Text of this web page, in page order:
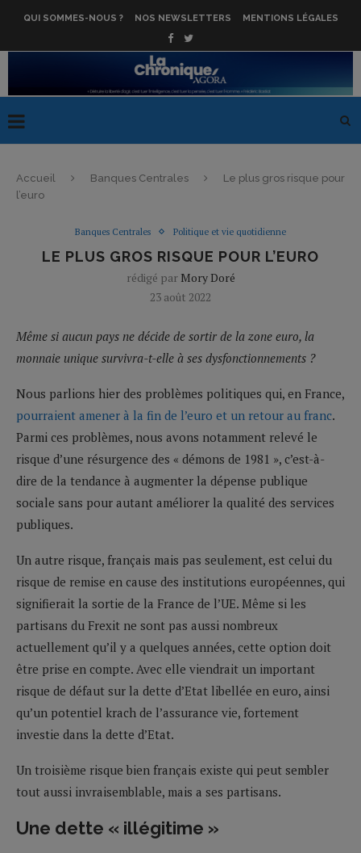
QUI SOMMES-NOUS ? NOS NEWSLETTERS MENTIONS LÉGALES
Accueil Banques Centrales
Le plus gros risque pour
l’euro
Banques Centrales Politique et vie quotidienne
LE PLUS GROS RISQUE POUR L’EURO
rédigé par Mory Doré
23 août 2022
Même si aucun pays ne décide de sortir de la zone euro, la
monnaie unique survivra-t-elle à ses dysfonctionnements ?
Nous parlions hier des problèmes politiques qui, en France,
pourraient amener à la fin de l’euro et un retour au franc.
Parmi ces problèmes, nous avons notamment relevé le
risque d’une résurgence des « démons de 1981 », c’est-à-
dire de la tendance à augmenter la dépense publique
sociale sans pour autant améliorer la qualité des services
publiques.
Un autre risque, français mais pas seulement, est celui du
risque de remise en cause des institutions européennes, qui
signifierait la sortie de la France de l’UE. Même si les
partisans du Frexit ne sont pas aussi nombreux
actuellement qu’il y a quelques années, cette option doit
être prise en compte. Avec elle viendrait un important
risque de défaut sur la dette d’Etat libellée en euro, ainsi
qu’un potentiel krach de l’assurance vie, fortement
investie dans la dette d’Etat.
Un troisième risque bien français existe qui peut sembler
tout aussi invraisemblable, mais a ses partisans.
Une dette « illégitime »